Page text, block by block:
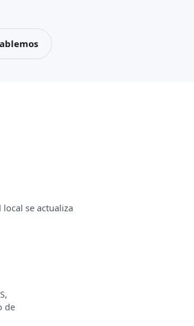
se actualiza
de